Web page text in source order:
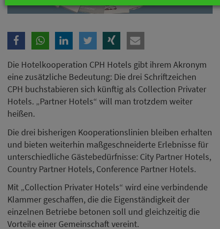
Die Hotelkooperation CPH Hotels gibt ihrem Akronym
eine zusätzliche Bedeutung: Die drei Schriftzeichen
CPH buchstabieren sich künftig als Collection Privater
Hotels. „Partner Hotels“ will man trotzdem weiter
heißen.
Die drei bisherigen Kooperationslinien bleiben erhalten
und bieten weiterhin maßgeschneiderte Erlebnisse für
unterschiedliche Gästebedürfnisse: City Partner Hotels,
Country Partner Hotels, Conference Partner Hotels.
Mit „Collection Privater Hotels“ wird eine verbindende
Klammer geschaffen, die die Eigenständigkeit der
einzelnen Betriebe betonen soll und gleichzeitig die
Vorteile einer Gemeinschaft vereint.